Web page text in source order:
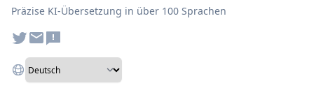
Präzise KI-Übersetzung in über 100 Sprachen